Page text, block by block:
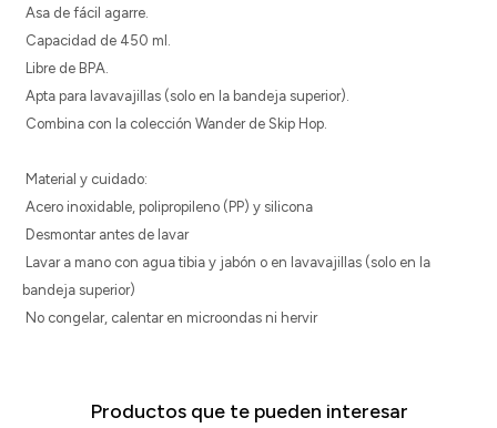
Asa de fácil agarre.
Capacidad de 450 ml.
Libre de BPA.
Apta para lavavajillas (solo en la bandeja superior).
Combina con la colección Wander de Skip Hop.
Material y cuidado:
Acero inoxidable, polipropileno (PP) y silicona
Desmontar antes de lavar
Lavar a mano con agua tibia y jabón o en lavavajillas (solo en la
bandeja superior)
No congelar, calentar en microondas ni hervir
Productos que te pueden interesar